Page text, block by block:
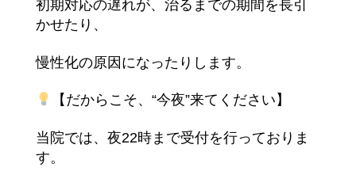
初期対応の遅れが、治るまでの期間を長引
かせたり、
慢性化の原因になったりします。
【だからこそ、“今夜”来てください】
当院では、夜22時まで受付を行っておりま
す。